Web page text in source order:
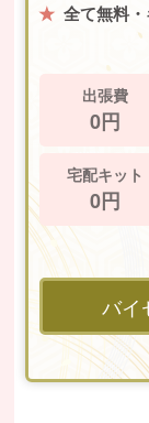
全て無料
出張費
0円
宅配キット
0円
バイ